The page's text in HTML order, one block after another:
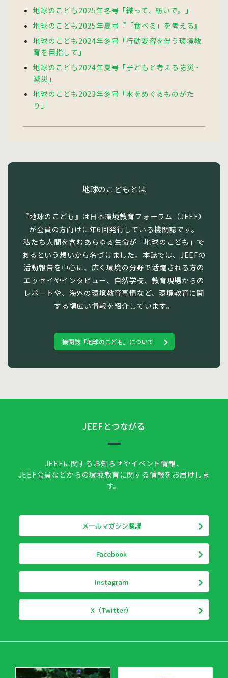
地球のこども2025年冬号「織って、紡いで。」
地球のこども2025年夏号『「食べる」を考える』
地球のこども2024年冬号「行動変容を伴う環境教
育を目指して」
地球のこども2024年夏号「子どもと考える防災・
減災」
地球のこども2023年冬号「水をめぐるものがた
り」
地球のこどもとは
『地球のこども』は日本環境教育フォーラム（JEEF）
が会員の方向けに年6回発行している機関誌です。
私たち人間を含むあらゆる生命が「地球のこども」で
あるという想いから名づけました。本誌では、JEEFの
活動報告を中心に、広く環境の分野で活躍される方の
エッセイやインタビュー、自然学校、教育現場からの
レポートや、海外の環境教育事情など、環境教育に関
する幅広い情報を紹介しています。
機関誌「地球のこども」について
JEEFとつながる
JEEFに関するお知らせやイベント情報、
JEEF会員などからの環境教育に関する情報をお届けしま
す。
メールマガジン購読
Facebook
Instagram
X（Twitter）